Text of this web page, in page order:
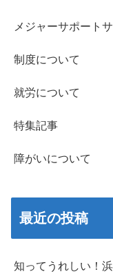
メジャーサポート
制度について
就労について
特集記事
障がいについて
最近の投稿
知ってうれしい！